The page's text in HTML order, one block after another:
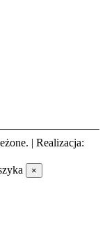
| Realizacja:
×